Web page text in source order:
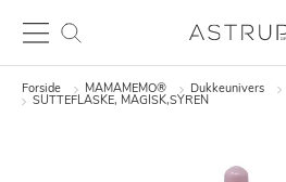
Forside MAMAMEMO® Dukkeunivers
SUTTEFLASKE, MAGISK,SYREN